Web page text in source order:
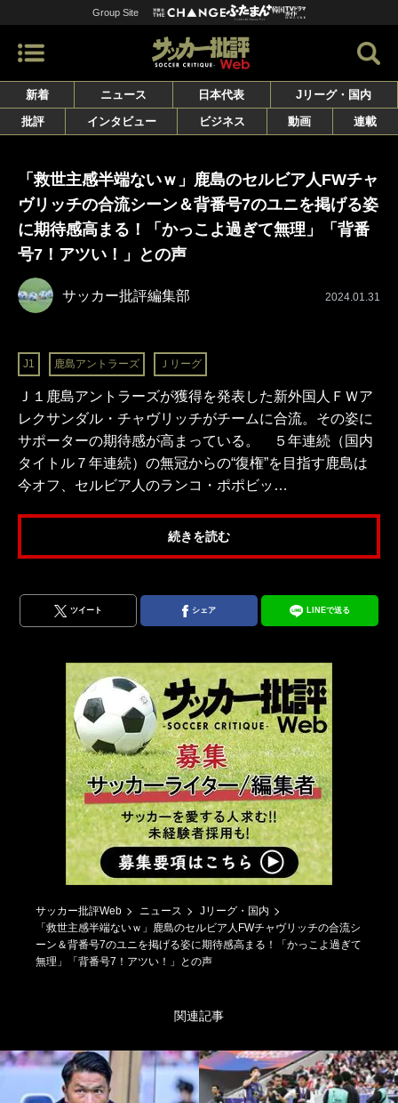
Group Site
新着 ニュース 日本代表
Jリーグ・国内
批評
インタビュー ビジネス 動画 連載
「救世主感半端ないｗ」鹿島のセルビア人FWチャ
ヴリッチの合流シーン＆背番号7のユニを掲げる姿
に期待感高まる！「かっこよ過ぎて無理」「背番
号7！アツい！」との声
サッカー批評編集部 2024.01.31
J1 鹿島アントラーズ Ｊリーグ
Ｊ１鹿島アントラーズが獲得を発表した新外国人ＦＷア
レクサンダル・チャヴリッチがチームに合流。その姿に
サポーターの期待感が高まっている。 ５年連続（国内
タイトル７年連続）の無冠からの“復権”を目指す鹿島は
今オフ、セルビア人のランコ・ポポビッ…
続きを読む
ツイート シェア LINEで送る
サッカー批評Web ニュース
Jリーグ・国内
「救世主感半端ないｗ」鹿島のセルビア人FWチャヴリッチの合流シ
ーン＆背番号7のユニを掲げる姿に期待感高まる！「かっこよ過ぎて
無理」「背番号7！アツい！」との声
関連記事